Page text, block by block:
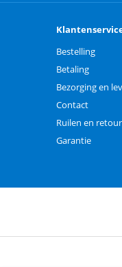
Bestelling
Betaling
Bezorging en
Contact
Ruilen en
Garantie